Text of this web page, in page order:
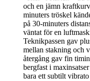
och en jämn
minuters tröskel
på 30-minuters
väntat för en
Teknikpassen gav
mellan stakning och
återgång gav fin
bergfast i
bara ett subtilt